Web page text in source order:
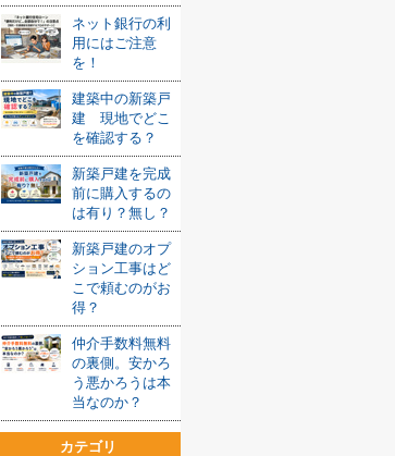
ネット銀行の利
用にはご注意
を！
建築中の新築戸
建 現地でどこ
を確認する？
新築戸建を完成
前に購入するの
は有り？無し？
新築戸建のオプ
ション工事はど
こで頼むのがお
得？
仲介手数料無料
の裏側。安かろ
う悪かろうは本
当なのか？
カテゴリ